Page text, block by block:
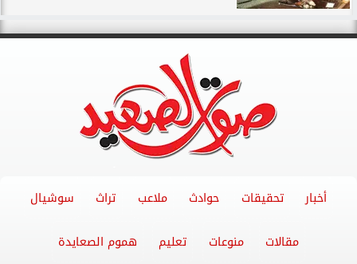
أخبار تحقيقات حوادث ملاعب تراث سوشيال
مقالات منوعات تعليم هموم الصعايدة